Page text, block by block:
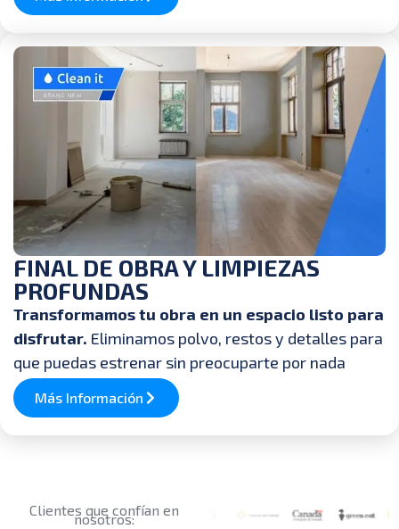
FINAL DE OBRA Y LIMPIEZAS
PROFUNDAS
Transformamos tu obra en un espacio listo para
disfrutar. Eliminamos polvo, restos y detalles para
que puedas estrenar sin preocuparte por nada
Más Información
Clientes que confían en
nosotros: